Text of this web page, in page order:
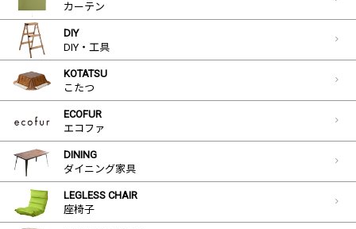
カーテン
DIY
DIY・工具
KOTATSU
こたつ
ECOFUR
エコファ
DINING
ダイニング家具
LEGLESS CHAIR
座椅子